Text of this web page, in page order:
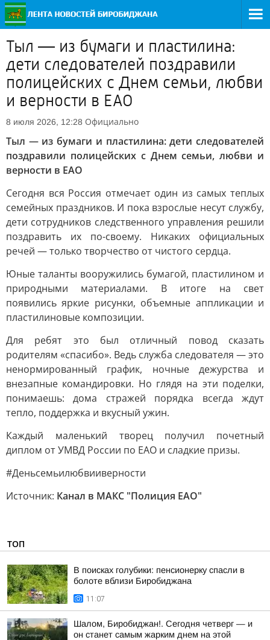
Тыл — из бумаги и пластилина:
дети следователей поздравили
полицейских с Днем семьи, любви
и верности в ЕАО
8 июля 2026, 12:28 Официально
Тыл — из бумаги и пластилина: дети следователей
поздравили полицейских с Днем семьи, любви и
верности в ЕАО
Сегодня вся Россия отмечает один из самых теплых
семейных праздников. И пока взрослые несут службу,
дети сотрудников следственного управления решили
поздравить их по-своему. Никаких официальных
речей — только творчество от чистого сердца.
Юные таланты вооружились бумагой, пластилином и
природными материалами. В итоге на свет
появились яркие рисунки, объемные аппликации и
пластилиновые композиции.
Для ребят это был отличный повод сказать
родителям «спасибо». Ведь служба следователя — это
ненормированный график, ночные дежурства и
внезапные командировки. Но глядя на эти поделки,
понимаешь: дома стражей порядка всегда ждут
тепло, поддержка и вкусный ужин.
Каждый маленький творец получил почетный
диплом от УМВД России по ЕАО и сладкие призы.
#Деньсемьилюбвииверности
Источник: Канал в МАКС "Полиция ЕАО"
ТОП
В поисках голубики: пенсионерку спасли в
болоте вблизи Биробиджана
11:07
Шалом, Биробиджан!. Сегодня четверг — и
он станет самым жарким днем на этой